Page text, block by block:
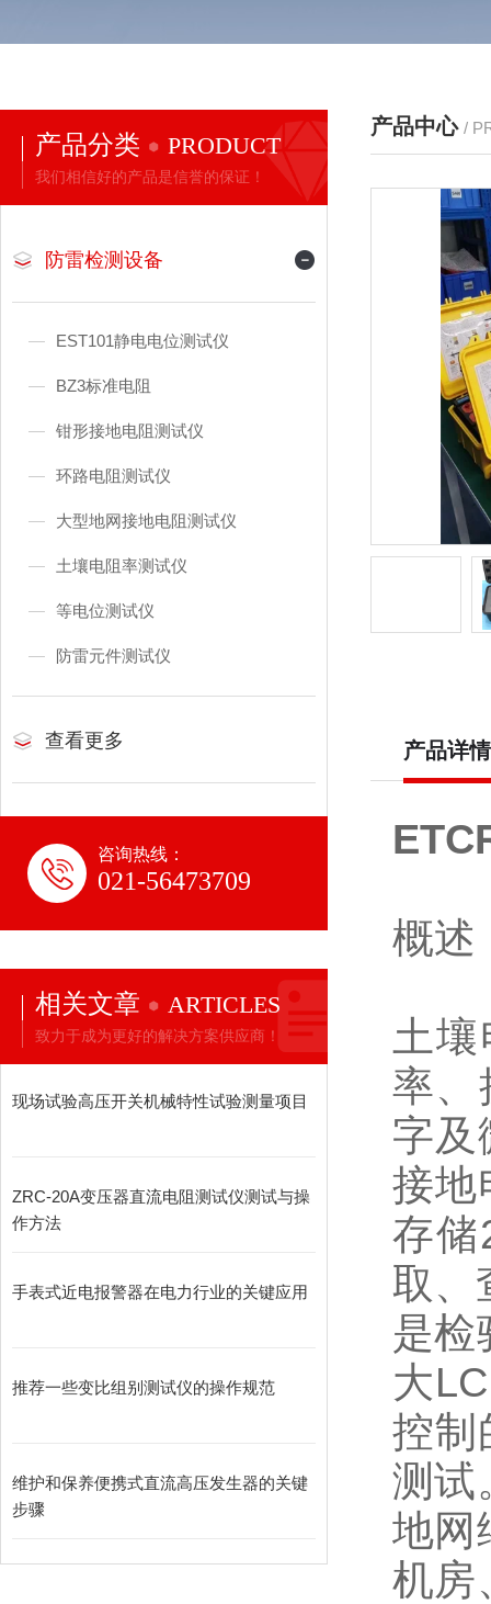
产品分类 PRODUCT
我们相信好的产品是信誉的保证！
防雷检测设备
EST101静电电位测试仪
BZ3标准电阻
钳形接地电阻测试仪
环路电阻测试仪
大型地网接地电阻测试仪
土壤电阻率测试仪
等电位测试仪
防雷元件测试仪
查看更多
咨询热线：
021-56473709
相关文章 ARTICLES
致力于成为更好的解决方案供应商！
现场试验高压开关机械特性试验测量项目
ZRC-20A变压器直流电阻测试仪测试与操
作方法
手表式近电报警器在电力行业的关键应用
推荐一些变比组别测试仪的操作规范
维护和保养便携式直流高压发生器的关键
步骤
产品中心 /
产品详情
概述
土
率、
字及
接地
存储
取、
是检
大
控制
测试
地网
机房